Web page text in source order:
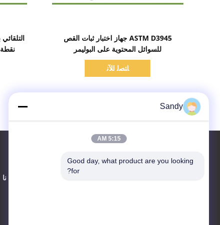
نقطة ASTM D92 المحيطة ~ 400 ℃
ASTM D3945 جهاز اختبار ثبات القص
للسوائل المحتوية على البوليمر
ﺎﺘﺼﻟ ﺍﻶﻧ
حول نا
Sandy
5:15 AM
Good day, what product are you looking
for?